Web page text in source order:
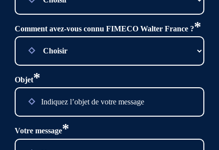
Comment avez-vous connu FIMECO Walter France ?*
Objet*
Votre message*